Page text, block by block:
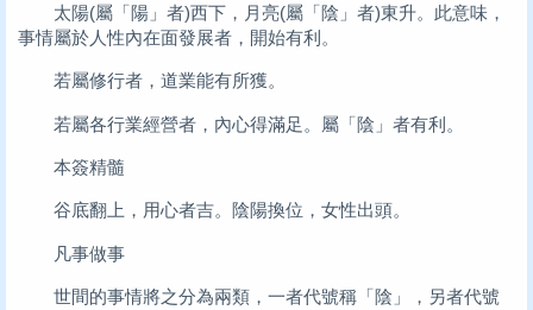
太陽(屬「陽」者)西下，月亮(屬「陰」者)東升。此意味，
事情屬於人性內在面發展者，開始有利。
若屬修行者，道業能有所獲。
若屬各行業經營者，內心得滿足。屬「陰」者有利。
本簽精髓
谷底翻上，用心者吉。陰陽換位，女性出頭。
凡事做事
世間的事情將之分為兩類，一者代號稱「陰」，另者代號